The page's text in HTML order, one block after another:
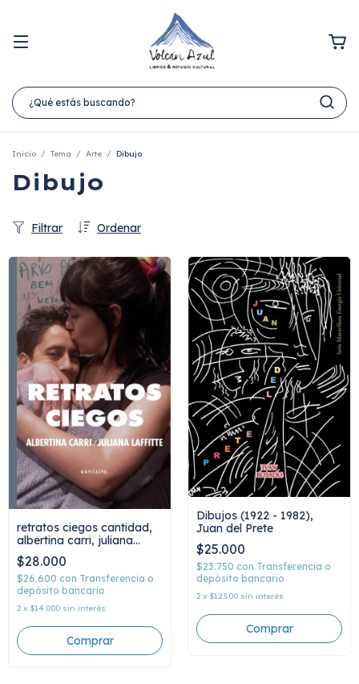
Inicio / Tema / Arte / Dibujo
Dibujo
Ordenar
Filtrar
retratos ciegos cantidad,
albertina carri, juliana
laffitte
$28.000
$26.600 con Transferencia o
depósito bancario
2 x $14.000 sin interés
Dibujos (1922 - 1982),
Juan del Prete
$25.000
$23.750 con Transferencia o
depósito bancario
2 x $12.500 sin interés